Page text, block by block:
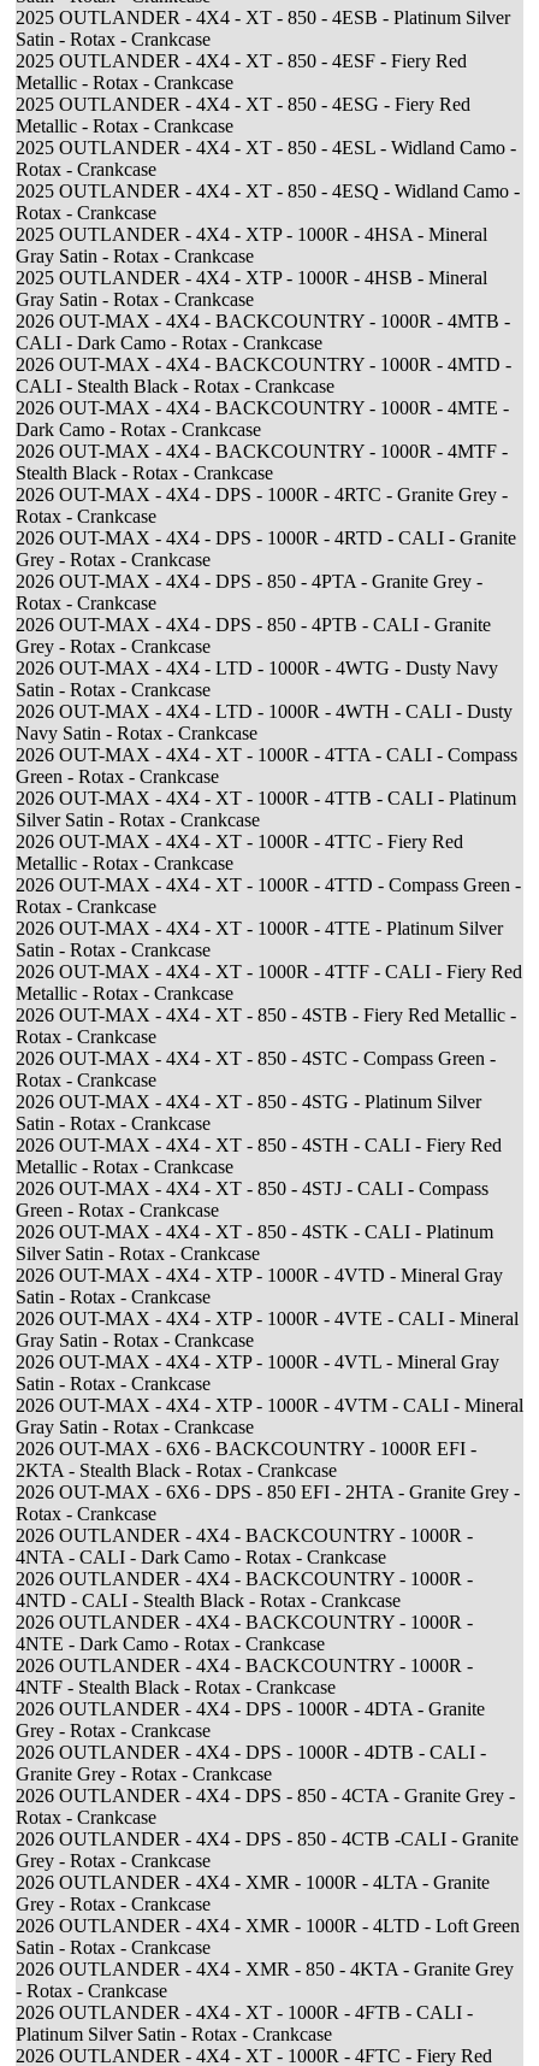
2025 OUTLANDER - 4X4 - XT - 850 - 4ESB - Platinum Silver
Satin - Rotax - Crankcase
2025 OUTLANDER - 4X4 - XT - 850 - 4ESF - Fiery Red
Metallic - Rotax - Crankcase
2025 OUTLANDER - 4X4 - XT - 850 - 4ESG - Fiery Red
Metallic - Rotax - Crankcase
2025 OUTLANDER - 4X4 - XT - 850 - 4ESL - Widland Camo -
Rotax - Crankcase
2025 OUTLANDER - 4X4 - XT - 850 - 4ESQ - Widland Camo -
Rotax - Crankcase
2025 OUTLANDER - 4X4 - XTP - 1000R - 4HSA - Mineral
Gray Satin - Rotax - Crankcase
2025 OUTLANDER - 4X4 - XTP - 1000R - 4HSB - Mineral
Gray Satin - Rotax - Crankcase
2026 OUT-MAX - 4X4 - BACKCOUNTRY - 1000R - 4MTB -
CALI - Dark Camo - Rotax - Crankcase
2026 OUT-MAX - 4X4 - BACKCOUNTRY - 1000R - 4MTD -
CALI - Stealth Black - Rotax - Crankcase
2026 OUT-MAX - 4X4 - BACKCOUNTRY - 1000R - 4MTE -
Dark Camo - Rotax - Crankcase
2026 OUT-MAX - 4X4 - BACKCOUNTRY - 1000R - 4MTF -
Stealth Black - Rotax - Crankcase
2026 OUT-MAX - 4X4 - DPS - 1000R - 4RTC - Granite Grey -
Rotax - Crankcase
2026 OUT-MAX - 4X4 - DPS - 1000R - 4RTD - CALI - Granite
Grey - Rotax - Crankcase
2026 OUT-MAX - 4X4 - DPS - 850 - 4PTA - Granite Grey -
Rotax - Crankcase
2026 OUT-MAX - 4X4 - DPS - 850 - 4PTB - CALI - Granite
Grey - Rotax - Crankcase
2026 OUT-MAX - 4X4 - LTD - 1000R - 4WTG - Dusty Navy
Satin - Rotax - Crankcase
2026 OUT-MAX - 4X4 - LTD - 1000R - 4WTH - CALI - Dusty
Navy Satin - Rotax - Crankcase
2026 OUT-MAX - 4X4 - XT - 1000R - 4TTA - CALI - Compass
Green - Rotax - Crankcase
2026 OUT-MAX - 4X4 - XT - 1000R - 4TTB - CALI - Platinum
Silver Satin - Rotax - Crankcase
2026 OUT-MAX - 4X4 - XT - 1000R - 4TTC - Fiery Red
Metallic - Rotax - Crankcase
2026 OUT-MAX - 4X4 - XT - 1000R - 4TTD - Compass Green -
Rotax - Crankcase
2026 OUT-MAX - 4X4 - XT - 1000R - 4TTE - Platinum Silver
Satin - Rotax - Crankcase
2026 OUT-MAX - 4X4 - XT - 1000R - 4TTF - CALI - Fiery Red
Metallic - Rotax - Crankcase
2026 OUT-MAX - 4X4 - XT - 850 - 4STB - Fiery Red Metallic -
Rotax - Crankcase
2026 OUT-MAX - 4X4 - XT - 850 - 4STC - Compass Green -
Rotax - Crankcase
2026 OUT-MAX - 4X4 - XT - 850 - 4STG - Platinum Silver
Satin - Rotax - Crankcase
2026 OUT-MAX - 4X4 - XT - 850 - 4STH - CALI - Fiery Red
Metallic - Rotax - Crankcase
2026 OUT-MAX - 4X4 - XT - 850 - 4STJ - CALI - Compass
Green - Rotax - Crankcase
2026 OUT-MAX - 4X4 - XT - 850 - 4STK - CALI - Platinum
Silver Satin - Rotax - Crankcase
2026 OUT-MAX - 4X4 - XTP - 1000R - 4VTD - Mineral Gray
Satin - Rotax - Crankcase
2026 OUT-MAX - 4X4 - XTP - 1000R - 4VTE - CALI - Mineral
Gray Satin - Rotax - Crankcase
2026 OUT-MAX - 4X4 - XTP - 1000R - 4VTL - Mineral Gray
Satin - Rotax - Crankcase
2026 OUT-MAX - 4X4 - XTP - 1000R - 4VTM - CALI - Mineral
Gray Satin - Rotax - Crankcase
2026 OUT-MAX - 6X6 - BACKCOUNTRY - 1000R EFI -
2KTA - Stealth Black - Rotax - Crankcase
2026 OUT-MAX - 6X6 - DPS - 850 EFI - 2HTA - Granite Grey -
Rotax - Crankcase
2026 OUTLANDER - 4X4 - BACKCOUNTRY - 1000R -
4NTA - CALI - Dark Camo - Rotax - Crankcase
2026 OUTLANDER - 4X4 - BACKCOUNTRY - 1000R -
4NTD - CALI - Stealth Black - Rotax - Crankcase
2026 OUTLANDER - 4X4 - BACKCOUNTRY - 1000R -
4NTE - Dark Camo - Rotax - Crankcase
2026 OUTLANDER - 4X4 - BACKCOUNTRY - 1000R -
4NTF - Stealth Black - Rotax - Crankcase
2026 OUTLANDER - 4X4 - DPS - 1000R - 4DTA - Granite
Grey - Rotax - Crankcase
2026 OUTLANDER - 4X4 - DPS - 1000R - 4DTB - CALI -
Granite Grey - Rotax - Crankcase
2026 OUTLANDER - 4X4 - DPS - 850 - 4CTA - Granite Grey -
Rotax - Crankcase
2026 OUTLANDER - 4X4 - DPS - 850 - 4CTB -CALI - Granite
Grey - Rotax - Crankcase
2026 OUTLANDER - 4X4 - XMR - 1000R - 4LTA - Granite
Grey - Rotax - Crankcase
2026 OUTLANDER - 4X4 - XMR - 1000R - 4LTD - Loft Green
Satin - Rotax - Crankcase
2026 OUTLANDER - 4X4 - XMR - 850 - 4KTA - Granite Grey
- Rotax - Crankcase
2026 OUTLANDER - 4X4 - XT - 1000R - 4FTB - CALI -
Platinum Silver Satin - Rotax - Crankcase
2026 OUTLANDER - 4X4 - XT - 1000R - 4FTC - Fiery Red